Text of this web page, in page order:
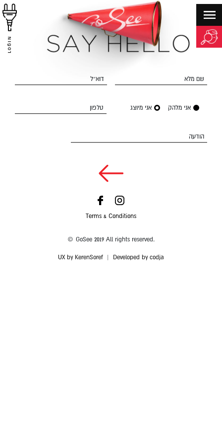
LOGIN
שם מלא דוא״ל
אני מלהק אני מיוצג טלפון
הודעה
Terms & Conditions
© GoSee 2019 All rights reserved.
UX by KerenSoref Developed by codja